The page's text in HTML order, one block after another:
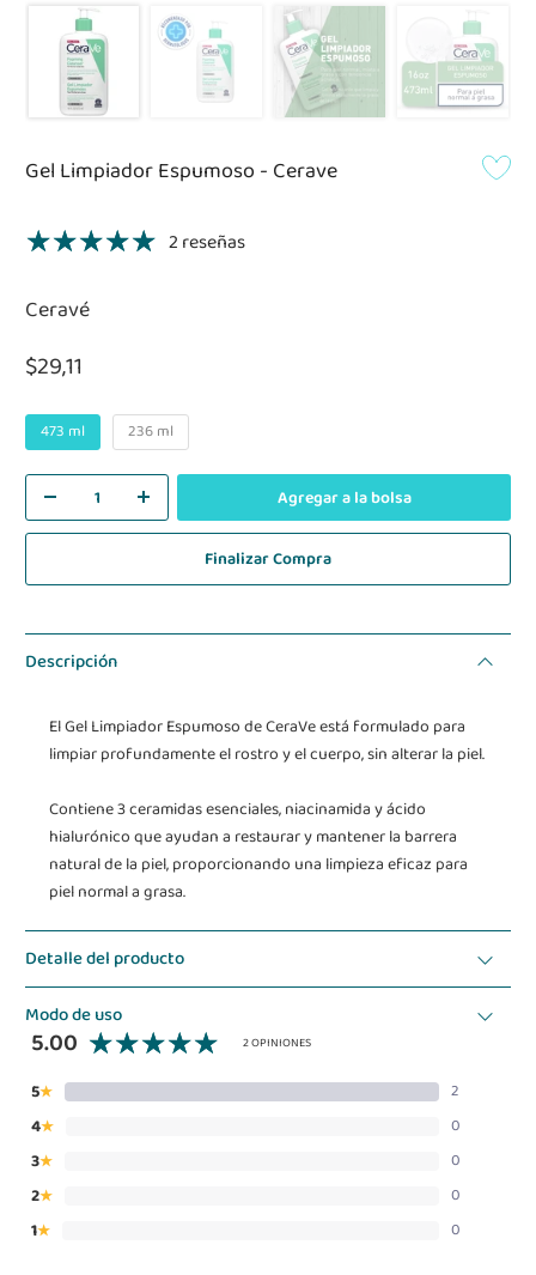
Gel Limpiador Espumoso - Cerave
2 reseñas
Ceravé
$29,11
473 ml 236 ml
Agregar a la bolsa
Finalizar Compra
Descripción
El Gel Limpiador Espumoso de CeraVe está formulado para
limpiar profundamente el rostro y el cuerpo, sin alterar la piel.
Contiene 3 ceramidas esenciales, niacinamida y ácido
hialurónico que ayudan a restaurar y mantener la barrera
natural de la piel, proporcionando una limpieza eficaz para
piel normal a grasa.
Detalle del producto
Modo de uso
5.00 2 OPINIONES
5★ 2
4★ 0
3★ 0
2★ 0
1★ 0